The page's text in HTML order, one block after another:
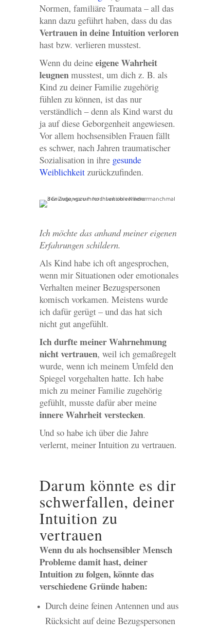
Normen, familiäre Traumata – all das
kann dazu geführt haben, dass du das
Vertrauen in deine Intuition verloren
hast bzw. verlieren musstest.
Wenn du deine eigene Wahrheit
leugnenmusstest, um dich z. B. als
Kind zu deiner Familie zugehörig
fühlen zu können, ist das nur
verständlich – denn als Kind warst du
ja auf diese Geborgenheit angewiesen.
Vor allem hochsensiblen Frauen fällt
es schwer, nach Jahren traumatischer
Sozialisation in ihre gesunde
Weiblichkeitzurückzufinden.
Ich möchte das anhand meiner eigenen
Erfahrungen schildern.
Als Kind habe ich oft angesprochen,
wenn mir Situationen oder emotionales
Verhalten meiner Bezugspersonen
komisch vorkamen. Meistens wurde
ich dafür gerügt – und das hat sich
nicht gut angefühlt.
Ich durfte meiner Wahrnehmung
nicht vertrauen, weil ich gemaßregelt
wurde, wenn ich meinem Umfeld den
Spiegel vorgehalten hatte. Ich habe
mich zu meiner Familie zugehörig
gefühlt, musste dafür aber meine
innere Wahrheit verstecken.
Und so habe ich über die Jahre
verlernt, meiner Intuition zu vertrauen.
Darum könnte es dir
schwerfallen, deiner
Intuition zu
vertrauen
Wenn du als hochsensibler Mensch
Probleme damit hast, deiner
Intuition zu folgen, könnte das
verschiedene Gründe haben:
Durch deine feinen Antennen und aus
Rücksicht auf deine Bezugspersonen